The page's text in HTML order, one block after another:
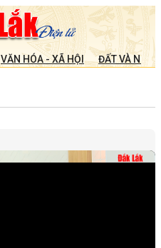
VĂN HÓA - XÃ HỘI ĐẤT VÀ